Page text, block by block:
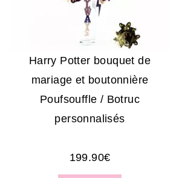
Harry Potter bouquet de
mariage et boutonnière
Poufsouffle / Botruc
personnalisés
199.90€